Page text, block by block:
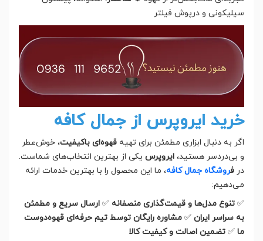
سیلیکونی و درپوش فیلتر
خرید ایروپرس از جمال کافه
اگر به دنبال ابزاری مطمئن برای تهیه قهوه‌ای باکیفیت، خوش‌عطر
و بی‌دردسر هستید، ایروپرس یکی از بهترین انتخاب‌های شماست.
در فروشگاه جمال کافه، ما این محصول را با بهترین خدمات ارائه
می‌دهیم:
✅ تنوع مدل‌ها و قیمت‌گذاری منصفانه ✅ ارسال سریع و مطمئن
به سراسر ایران ✅ مشاوره رایگان توسط تیم حرفه‌ای قهوه‌دوست
ما ✅ تضمین اصالت و کیفیت کالا